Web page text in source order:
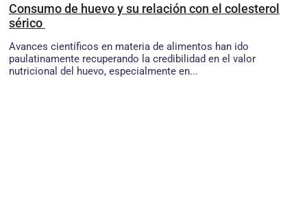
Consumo de huevo y su relación con el colesterol
sérico
Avances científicos en materia de alimentos han ido
paulatinamente recuperando la credibilidad en el valor
nutricional del huevo, especialmente en...